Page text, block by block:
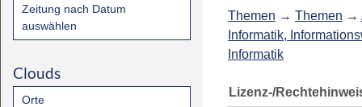
Zeitung nach Datum
auswählen
Clouds
Orte
Themen → Themen →
Informatik,
Informatik
Lizenz-/